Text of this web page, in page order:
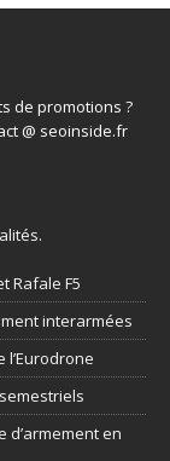
de promotions ?
@ seoinside.fr
.
Rafale F5
interarmées
l’Eurodrone
d’armement en